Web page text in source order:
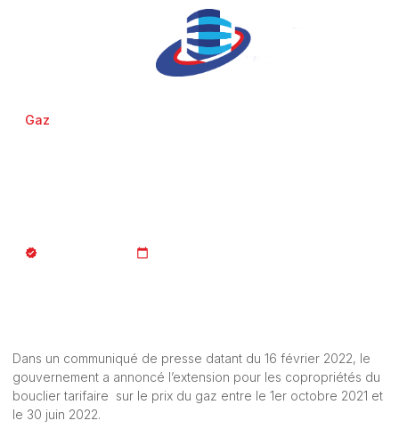
Gaz
Dans un communiqué de presse datant du 16 février 2022, le
gouvernement a annoncé l’extension pour les copropriétés du
bouclier tarifaire sur le prix du gaz entre le 1er octobre 2021 et
le 30 juin 2022.